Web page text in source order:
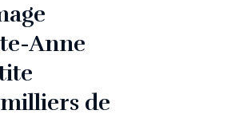
Anne
de